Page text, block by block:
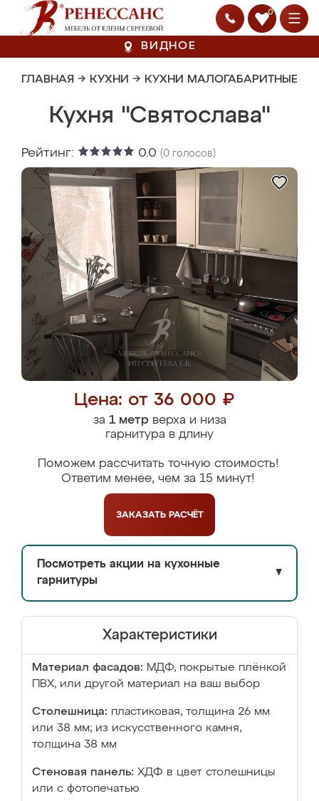
0
ВИДНОЕ
ГЛАВНАЯ → КУХНИ → КУХНИ МАЛОГАБАРИТНЫЕ
Кухня "Святослава"
Рейтинг: 0.0 (0 голосов)
Цена: от 36 000 ₽
за 1 метрверха и низа
гарнитура в длину
Поможем рассчитать точную стоимость!
Ответим менее, чем за 15 минут!
ЗАКАЗАТЬ РАСЧЁТ
Посмотреть акции на кухонные
гарнитуры
▼
Характеристики
Материал фасадов: МДФ, покрытые плёнкой
ПВХ, или другой материал на ваш выбор
Столешница: пластиковая, толщина 26 мм
или 38 мм; из искусственного камня,
толщина 38 мм
Стеновая панель: ХДФ в цвет столешницы
или с фотопечатью